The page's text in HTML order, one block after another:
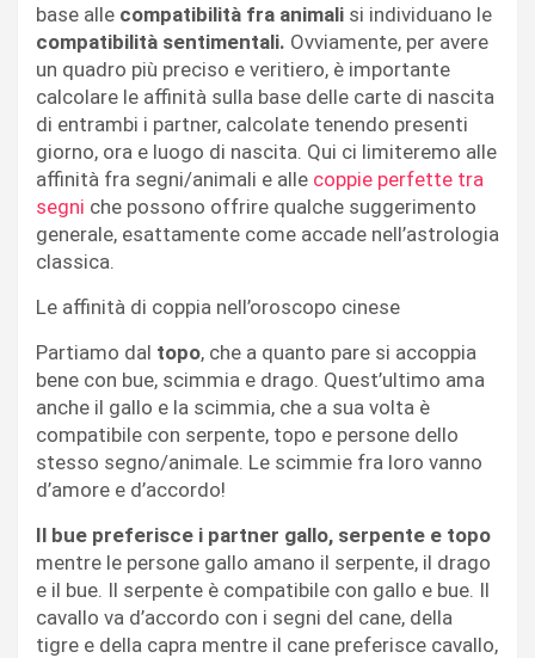
base alle compatibilità fra animali si individuano le
compatibilità sentimentali. Ovviamente, per avere
un quadro più preciso e veritiero, è importante
calcolare le affinità sulla base delle carte di nascita
di entrambi i partner, calcolate tenendo presenti
giorno, ora e luogo di nascita. Qui ci limiteremo alle
affinità fra segni/animali e alle coppie perfette tra
segni che possono offrire qualche suggerimento
generale, esattamente come accade nell’astrologia
classica.
Le affinità di coppia nell’oroscopo cinese
Partiamo dal topo, che a quanto pare si accoppia
bene con bue, scimmia e drago. Quest’ultimo ama
anche il gallo e la scimmia, che a sua volta è
compatibile con serpente, topo e persone dello
stesso segno/animale. Le scimmie fra loro vanno
d’amore e d’accordo!
Il bue preferisce i partner gallo, serpente e topo
mentre le persone gallo amano il serpente, il drago
e il bue. Il serpente è compatibile con gallo e bue. Il
cavallo va d’accordo con i segni del cane, della
tigre e della capra mentre il cane preferisce cavallo,